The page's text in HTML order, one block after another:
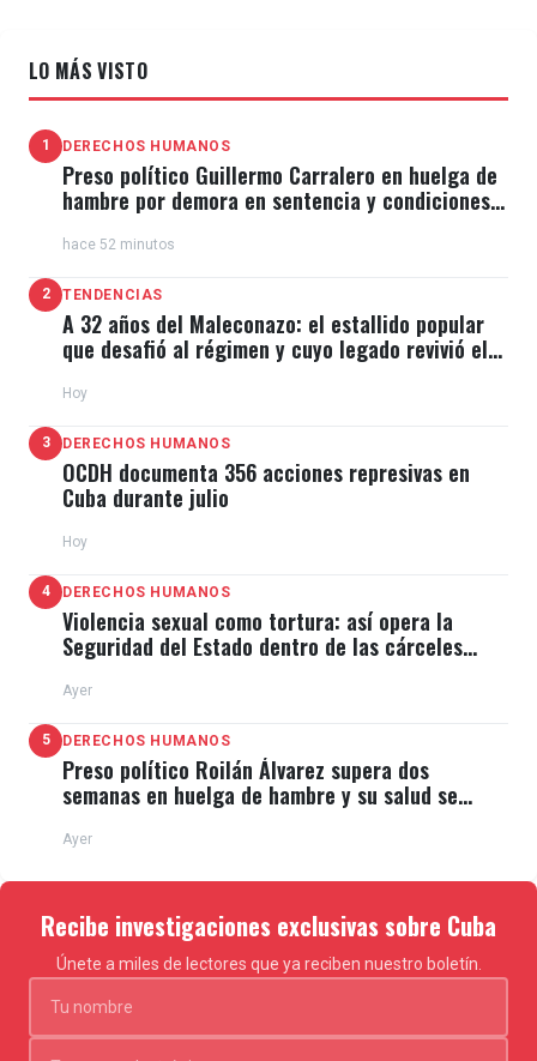
LO MÁS VISTO
1 DERECHOS HUMANOS
Preso político Guillermo Carralero en huelga de
hambre por demora en sentencia y condiciones
hace 52 minutos
2 TENDENCIAS
A 32 años del Maleconazo: el estallido popular
que desafió al régimen y cuyo legado revivió el
Hoy
3 DERECHOS HUMANOS
OCDH documenta 356 acciones represivas en
Cuba durante julio
Hoy
4 DERECHOS HUMANOS
Violencia sexual como tortura: así opera la
Seguridad del Estado dentro de las cárceles
Ayer
5 DERECHOS HUMANOS
Preso político Roilán Álvarez supera dos
semanas en huelga de hambre y su salud se
Ayer
Recibe investigaciones exclusivas sobre Cuba
Únete a miles de lectores que ya reciben nuestro boletín.